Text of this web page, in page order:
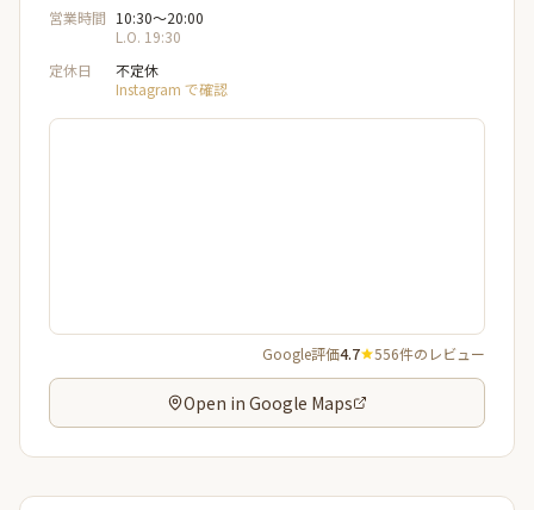
営業時間 10:30〜20:00
L.O. 19:30
定休日
不定休
Instagram で確認
Google評価4.7 556件のレビュー
Open in Google Maps